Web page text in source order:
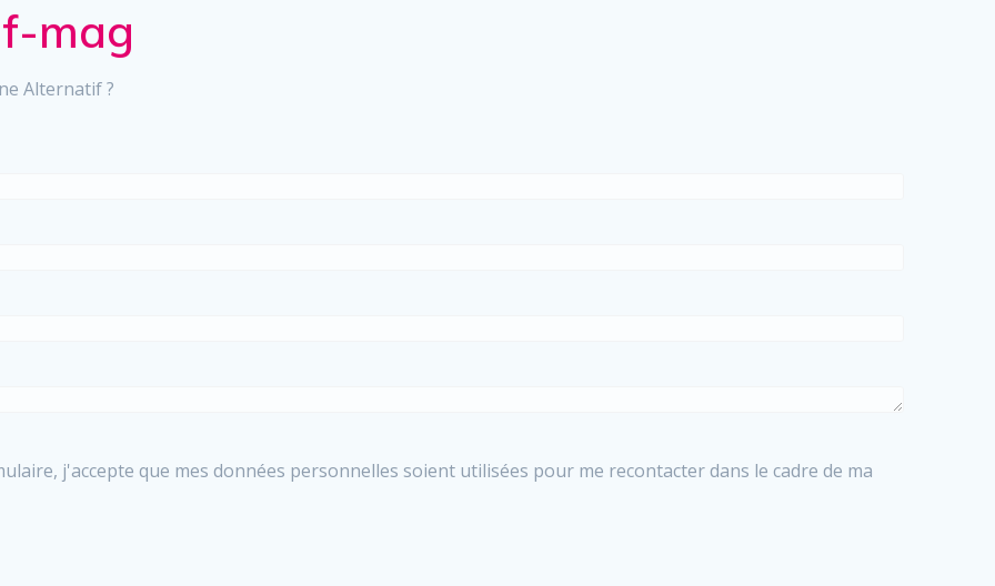
mag
Alternatif ?
j'accepte que mes données personnelles soient utilisées pour me recontacter dans le cadre de ma